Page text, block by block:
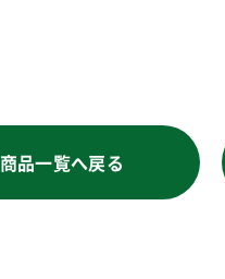
商品一覧へ戻る